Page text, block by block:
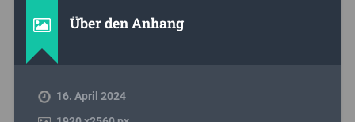
Über den Anhang
16. April 2024